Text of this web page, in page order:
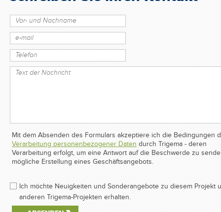
Mit dem Absenden des Formulars akzeptiere ich die Bedingungen
Verarbeitung personenbezogener Daten durch Trigema - deren
Verarbeitung erfolgt, um eine Antwort auf die Beschwerde zu
mögliche Erstellung eines Geschäftsangebots.
Ich möchte Neuigkeiten und Sonderangebote zu diesem Projekt
anderen Trigema-Projekten erhalten.